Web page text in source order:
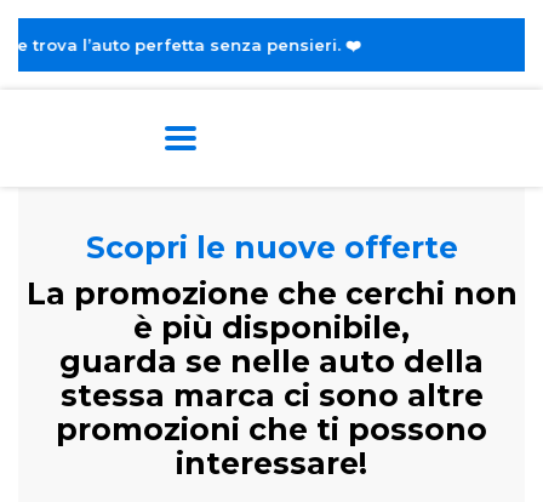
perfetta senza pensieri. ❤️
Scopri le nuove offerte
La promozione che cerchi non
è più disponibile,
guarda se nelle auto della
stessa marca ci sono altre
promozioni che ti possono
interessare!